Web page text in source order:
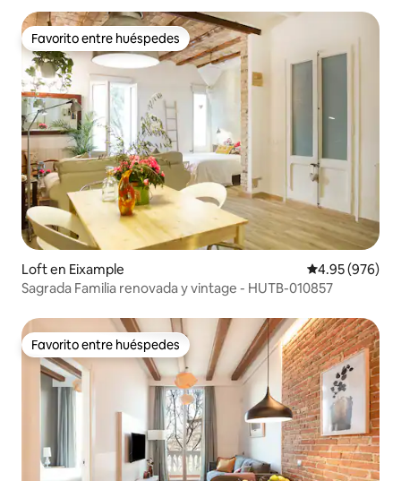
Favorito entre huéspedes
Favorito entre huéspedes
Loft en Eixample Calificación
4.95 (976)
Sagrada Familia renovada y vintage - HUTB-010857
Favorito entre huéspedes
Favorito entre huéspedes